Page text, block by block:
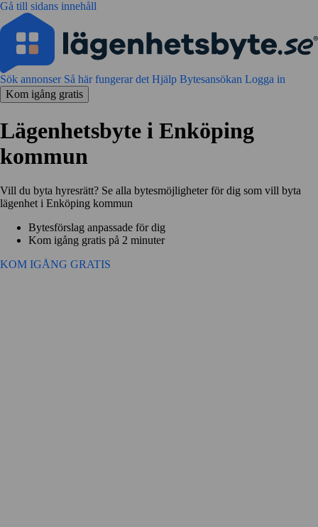
Gå till sidans innehåll
Sök annonser Så här fungerar det Hjälp Bytesansökan Logga in
Kom igång gratis
Lägenhetsbyte i Enköping
kommun
Vill du byta hyresrätt? Se alla bytesmöjligheter för dig som vill byta
lägenhet i Enköping kommun
Bytesförslag anpassade för dig
Kom igång gratis på 2 minuter
KOM IGÅNG GRATIS